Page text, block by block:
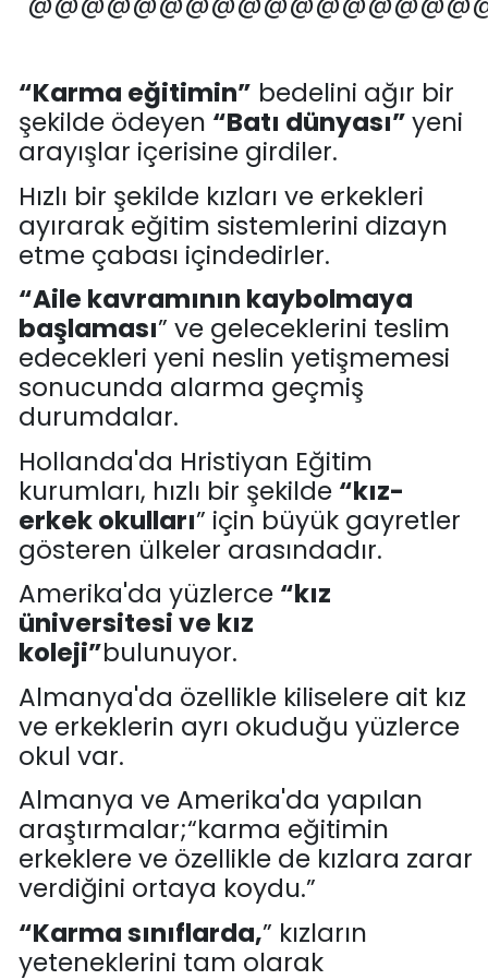
“Karma eğitimin” bedelini ağır bir
şekilde ödeyen “Batı dünyası”yeni
arayışlar içerisine girdiler.
Hızlı bir şekilde kızları ve erkekleri
ayırarak eğitim sistemlerini dizayn
etme çabası içindedirler.
“Aile kavramının kaybolmaya
başlaması” ve geleceklerini teslim
edecekleri yeni neslin yetişmemesi
sonucunda alarma geçmiş
durumdalar.
Hollanda'da Hristiyan Eğitim
kurumları, hızlı bir şekilde “kız-
erkek okulları” için büyük gayretler
gösteren ülkeler arasındadır.
Amerika'da yüzlerce “kız
üniversitesi ve kız
koleji”bulunuyor.
Almanya'da özellikle kiliselere ait kız
ve erkeklerin ayrı okuduğu yüzlerce
okul var.
Almanya ve Amerika'da yapılan
araştırmalar;“karma eğitimin
erkeklere ve özellikle de kızlara zarar
verdiğini ortaya koydu.”
“Karma sınıflarda,” kızların
yeteneklerini tam olarak